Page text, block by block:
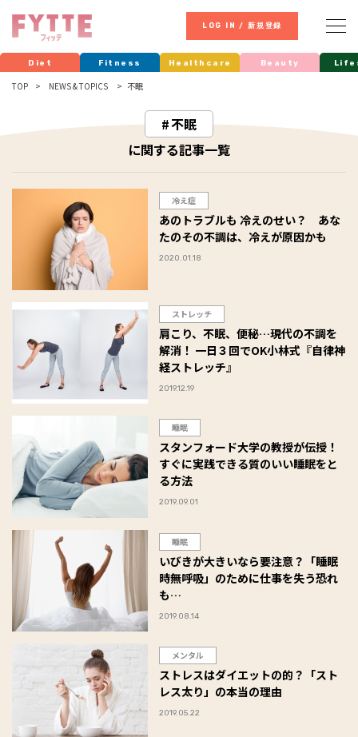
LOG IN / 新規登録
Diet Fitness Healthcare Beauty
TOP NEWS & TOPICS 不眠
不眠
に関する記事一覧
冷え症
あのトラブルも 冷えのせい？ あな
たのその不調は、冷えが原因かも
2020.01.18
ストレッチ
肩こり、不眠、便秘…現代の不調を
解消！ 一日３回でOK小林式『自律神
経ストレッチ』
2019.12.19
睡眠
スタンフォード大学の教授が伝授！
すぐに実践できる質のいい睡眠をと
る方法
2019.09.01
睡眠
いびきが大きいなら要注意？「睡眠
時無呼吸」のために仕事を失う恐れ
も…
2019.08.14
メンタル
ストレスはダイエットの的？「スト
レス太り」の本当の理由
2019.05.22